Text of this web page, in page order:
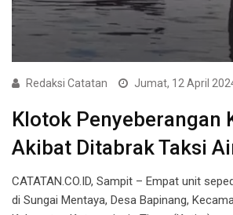
Redaksi Catatan Jumat, 12 April
Klotok Penyeberangan
Akibat Ditabrak Taksi
CATATAN.CO.ID, Sampit – Empat unit
di Sungai Mentaya, Desa Bapinang,